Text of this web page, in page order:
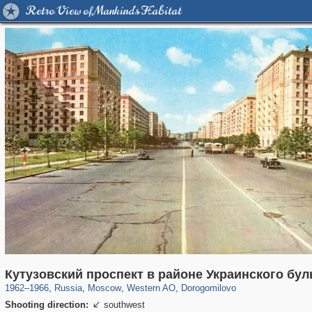
Retro View of Mankind's Habitat
Кутузовский проспект в районе Украинского
1962–1966, Russia
1,407,361 29,248
, Moscow
319,882 8,286
, Western AO
27,131 310
, Dorogomilovo
6,082 107
Shooting direction:  southwest